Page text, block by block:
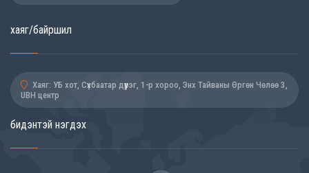
хаяг/байршил
Хаяг: УБ хот, Сүхбаатар дүүрэг, 1-р хороо, Энх Тайваны Өргөн Чөлөө 3,
UBH центр
бидэнтэй нэгдэх